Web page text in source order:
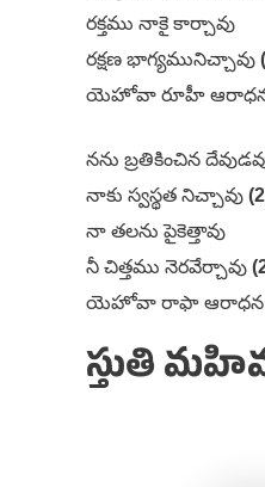
రక్తము నాకై కార్చావు
రక్షణ భాగ్యమునిచ్చావు
యెహోవా రూహీ
నను బ్రతికించిన
నాకు స్వస్థత నిచ్చావు
నా తలను పైకెత్తావు
నీ చిత్తము నెరవేర్చావు
యెహోవా రాఫా ఆరాధన
స్తుతి మహిమ